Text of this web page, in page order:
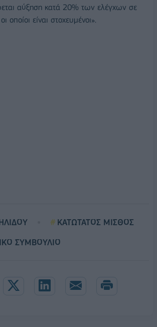
αύξηση κατά 20% των ελέγχων σε
οποίοι είναι στοχευμένοι».
ΚΑΤΩΤΑΤΟΣ ΜΙΣΘΟΣ
ΣΥΜΒΟΥΛΙΟ